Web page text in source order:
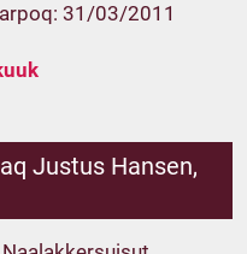
31/03/2011
Justus Hansen,